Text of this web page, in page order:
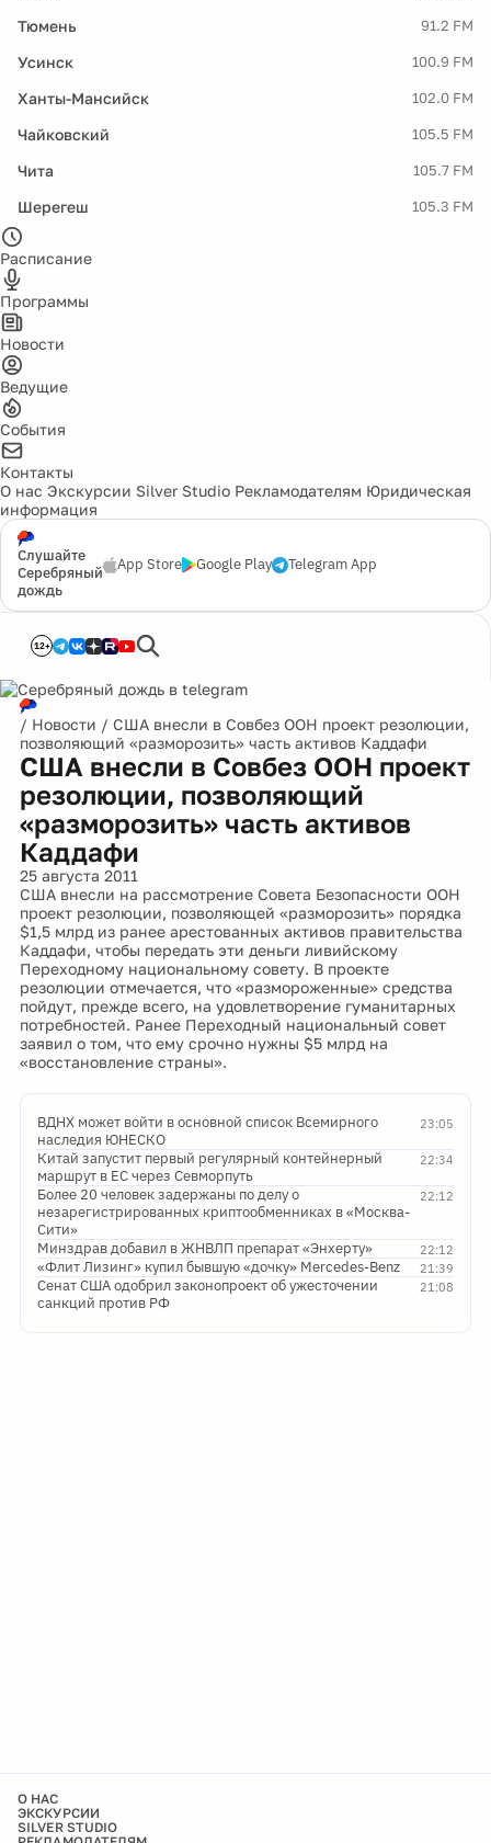
Тюмень 91.2 FM
Усинск 100.9 FM
Ханты-Мансийск 102.0 FM
Чайковский 105.5 FM
Чита 105.7 FM
Шерегеш 105.3 FM
Расписание
Программы
Новости
Ведущие
События
Контакты
О нас Экскурсии Silver Studio Рекламодателям Юридическая
информация
Слушайте
Серебряный
дождь
App Store Google Play Telegram App
12+
/ Новости / США внесли в Совбез ООН проект резолюции,
позволяющий «разморозить» часть активов Каддафи
США внесли в Совбез ООН проект
резолюции, позволяющий
«разморозить» часть активов
Каддафи
25 августа 2011
США внесли на рассмотрение Совета Безопасности ООН
проект резолюции, позволяющей «разморозить» порядка
$1,5 млрд из ранее арестованных активов правительства
Каддафи, чтобы передать эти деньги ливийскому
Переходному национальному совету. В проекте
резолюции отмечается, что «размороженные» средства
пойдут, прежде всего, на удовлетворение гуманитарных
потребностей. Ранее Переходный национальный совет
заявил о том, что ему срочно нужны $5 млрд на
«восстановление страны».
23:05
ВДНХ может войти в основной список Всемирного
наследия ЮНЕСКО
22:34
Китай запустит первый регулярный контейнерный
маршрут в ЕС через Севморпуть
22:12
Более 20 человек задержаны по делу о
незарегистрированных криптообменниках в «Москва-
Сити»
22:12
Минздрав добавил в ЖНВЛП препарат «Энхерту»
21:39
«Флит Лизинг» купил бывшую «дочку» Mercedes-Benz
21:08
Сенат США одобрил законопроект об ужесточении
санкций против РФ
О НАС
ЭКСКУРСИИ
SILVER STUDIO